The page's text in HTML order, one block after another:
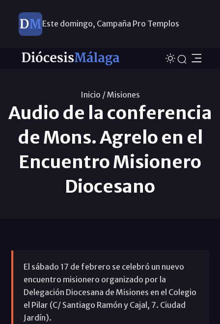
Este domingo, Campaña Pro Templos
Inicio /Misiones
Audio de la conferencia
de Mons. Agrelo en el
Encuentro Misionero
Diocesano
El sábado 17 de febrero se celebró un nuevo
encuentro misionero organizado por la
Delegación Diocesana de Misiones en el Colegio
el Pilar (C/ Santiago Ramón y Cajal, 7. Ciudad
Jardín).